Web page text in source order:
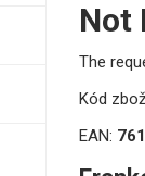
Not
The
Kód
EAN: